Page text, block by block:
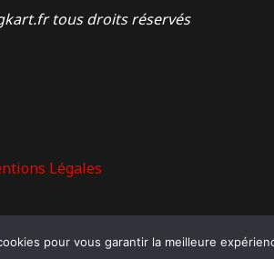
tous droits réservés
Légales
pour vous garantir la meilleure